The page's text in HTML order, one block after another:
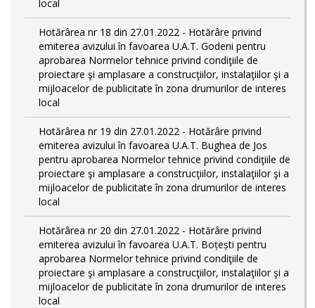
local
Hotărârea nr 18 din 27.01.2022 - Hotărâre privind
emiterea avizului în favoarea U.A.T. Godeni pentru
aprobarea Normelor tehnice privind condiţiile de
proiectare şi amplasare a construcţiilor, instalaţiilor şi a
mijloacelor de publicitate în zona drumurilor de interes
local
Hotărârea nr 19 din 27.01.2022 - Hotărâre privind
emiterea avizului în favoarea U.A.T. Bughea de Jos
pentru aprobarea Normelor tehnice privind condiţiile de
proiectare şi amplasare a construcţiilor, instalaţiilor şi a
mijloacelor de publicitate în zona drumurilor de interes
local
Hotărârea nr 20 din 27.01.2022 - Hotărâre privind
emiterea avizului în favoarea U.A.T. Boțești pentru
aprobarea Normelor tehnice privind condiţiile de
proiectare şi amplasare a construcţiilor, instalaţiilor şi a
mijloacelor de publicitate în zona drumurilor de interes
local